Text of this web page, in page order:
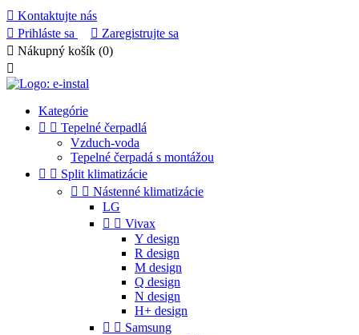
 Kontaktujte nás
 Prihláste sa  Zaregistrujte sa
 Nákupný košík (0)

Kategórie
  Tepelné čerpadlá
Vzduch-voda
Tepelné čerpadá s montážou
  Split klimatizácie
  Nástenné klimatizácie
LG
  Vivax
Y design
R design
M design
Q design
N design
H+ design
  Samsung